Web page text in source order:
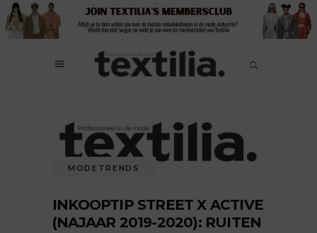
MODETRENDS
INKOOPTIP STREET X ACTIVE
(NAJAAR 2019-2020): RUITEN